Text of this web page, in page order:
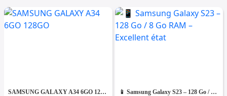
SAMSUNG GALAXY A34 6GO 128GO 📱 Samsung Galaxy S23 – 128 Go / 8 Go RAM – Excellent état